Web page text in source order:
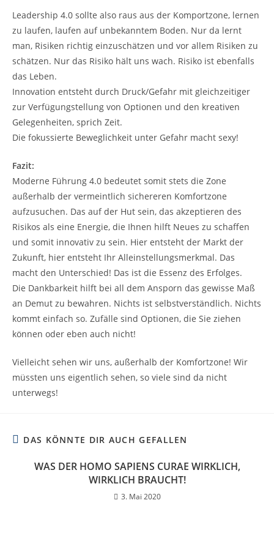
Leadership 4.0 sollte also raus aus der Komportzone, lernen
zu laufen, laufen auf unbekanntem Boden. Nur da lernt
man, Risiken richtig einzuschätzen und vor allem Risiken zu
schätzen. Nur das Risiko hält uns wach. Risiko ist ebenfalls
das Leben.
Innovation entsteht durch Druck/Gefahr mit gleichzeitiger
zur Verfügungstellung von Optionen und den kreativen
Gelegenheiten, sprich Zeit.
Die fokussierte Beweglichkeit unter Gefahr macht sexy!
Fazit:
Moderne Führung 4.0 bedeutet somit stets die Zone
außerhalb der vermeintlich sichereren Komfortzone
aufzusuchen. Das auf der Hut sein, das akzeptieren des
Risikos als eine Energie, die Ihnen hilft Neues zu schaffen
und somit innovativ zu sein. Hier entsteht der Markt der
Zukunft, hier entsteht Ihr Alleinstellungsmerkmal. Das
macht den Unterschied! Das ist die Essenz des Erfolges.
Die Dankbarkeit hilft bei all dem Ansporn das gewisse Maß
an Demut zu bewahren. Nichts ist selbstverständlich. Nichts
kommt einfach so. Zufälle sind Optionen, die Sie ziehen
können oder eben auch nicht!
Vielleicht sehen wir uns, außerhalb der Komfortzone! Wir
müssten uns eigentlich sehen, so viele sind da nicht
unterwegs!
DAS KÖNNTE DIR AUCH GEFALLEN
WAS DER HOMO SAPIENS CURAE WIRKLICH,
WIRKLICH BRAUCHT!
3. Mai 2020